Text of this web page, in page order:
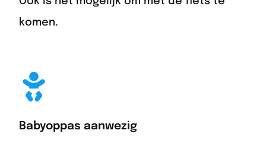
komen.
Babyoppas aanwezig